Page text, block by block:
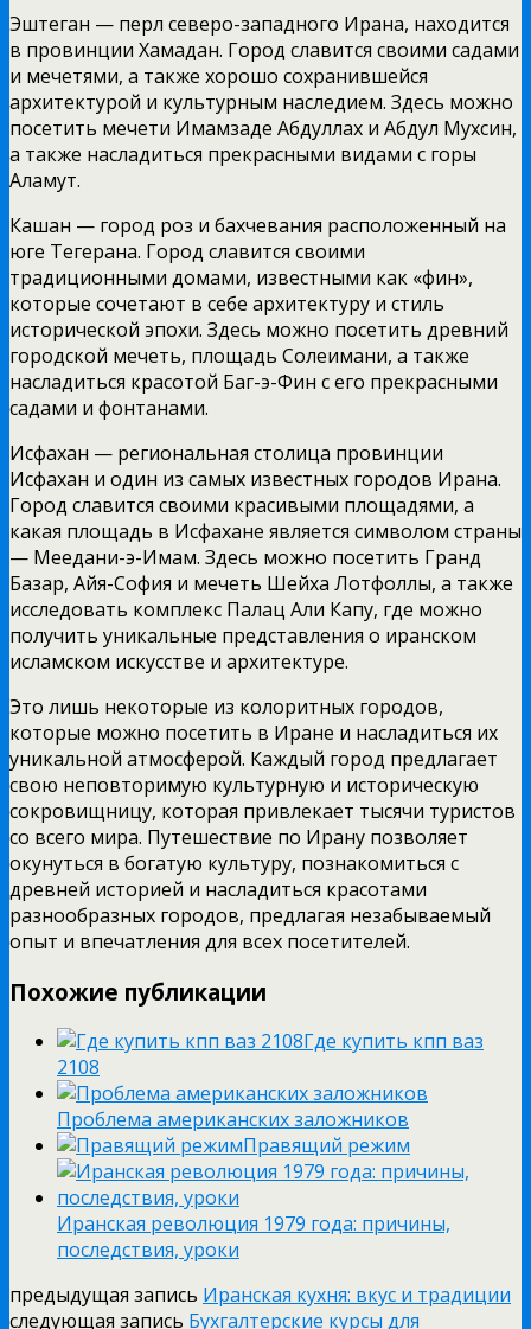
Эштеган — перл северо-западного Ирана, находится
в провинции Хамадан. Город славится своими садами
и мечетями, а также хорошо сохранившейся
архитектурой и культурным наследием. Здесь можно
посетить мечети Имамзаде Абдуллах и Абдул Мухсин,
а также насладиться прекрасными видами с горы
Аламут.
Кашан — город роз и бахчевания расположенный на
юге Тегерана. Город славится своими
традиционными домами, известными как «фин»,
которые сочетают в себе архитектуру и стиль
исторической эпохи. Здесь можно посетить древний
городской мечеть, площадь Солеимани, а также
насладиться красотой Баг-э-Фин с его прекрасными
садами и фонтанами.
Исфахан — региональная столица провинции
Исфахан и один из самых известных городов Ирана.
Город славится своими красивыми площадями, а
какая площадь в Исфахане является символом страны
— Меедани-э-Имам. Здесь можно посетить Гранд
Базар, Айя-София и мечеть Шейха Лотфоллы, а также
исследовать комплекс Палац Али Капу, где можно
получить уникальные представления о иранском
исламском искусстве и архитектуре.
Это лишь некоторые из колоритных городов,
которые можно посетить в Иране и насладиться их
уникальной атмосферой. Каждый город предлагает
свою неповторимую культурную и историческую
сокровищницу, которая привлекает тысячи туристов
со всего мира. Путешествие по Ирану позволяет
окунуться в богатую культуру, познакомиться с
древней историей и насладиться красотами
разнообразных городов, предлагая незабываемый
опыт и впечатления для всех посетителей.
Похожие публикации
Где купить кпп ваз
2108
Проблема американских заложников
Правящий режим
Иранская революция 1979 года: причины,
последствия, уроки
предыдущая запись Иранская кухня: вкус и традиции
следующая запись Бухгалтерские курсы для